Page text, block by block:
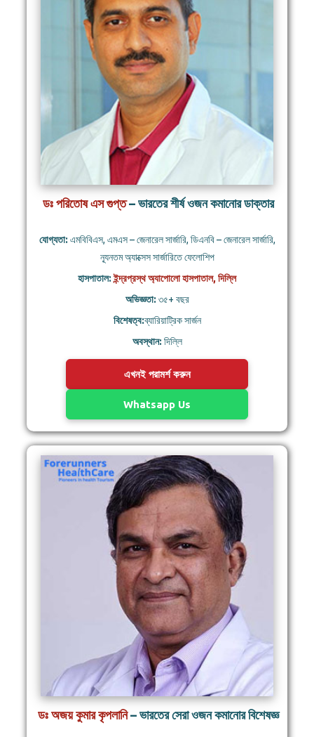
ডঃ পরিতোষ এস গুপ্ত– ভারতের শীর্ষ ওজন কমানোর ডাক্তার
যোগ্যতা: এমবিবিএস, এমএস – জেনারেল সার্জারি, ডিএনবি – জেনারেল সার্জারি,
ন্যূনতম অ্যাক্সেস সার্জারিতে ফেলোশিপ
হাসপাতাল:ইন্দ্রপ্রস্থ অ্যাপোলো হাসপাতাল, দিল্লি
অভিজ্ঞতা: ৩৫+ বছর
বিশেষত্ব:ব্যারিয়াট্রিক সার্জন
অবস্থান: দিল্লি
এখনই পরামর্শ করুন
Whatsapp Us
ডঃ অজয় ​​কুমার কৃপলানি– ভারতের সেরা ওজন কমানোর বিশেষজ্ঞ